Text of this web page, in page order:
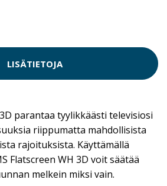
LISÄTIETOJA
parantaa tyylikkäästi televisiosi
riippumatta mahdollisista
rajoituksista. Käyttämällä
Flatscreen WH 3D voit säätää
melkein miksi vain.